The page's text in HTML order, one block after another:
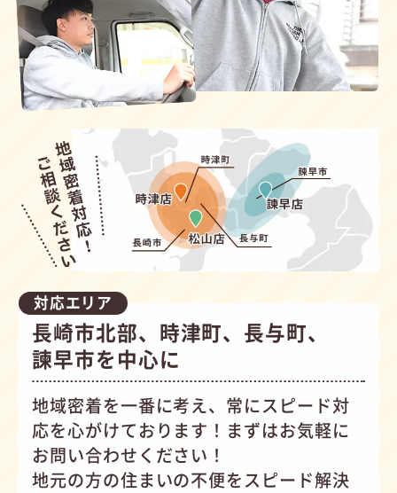
対応エリア
長崎市北部、時津町、長与町、
諫早市を中心に
地域密着を一番に考え、常にスピード対
応を心がけております！まずはお気軽に
お問い合わせください！
地元の方の住まいの不便をスピード解決